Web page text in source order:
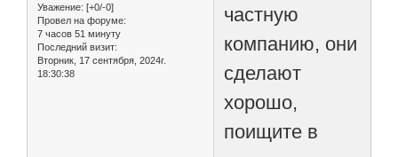
Уважение: [+0/-0]
Провел на форуме:
7 часов 51 минуту
Последний визит:
Вторник, 17 сентября, 2024г.
18:30:38
частную
компанию, они
сделают
хорошо,
поищите в